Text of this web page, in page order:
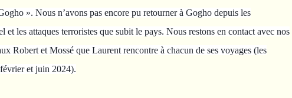
». Nous n’avons pas encore pu retourner à Gogho depuis les
et les attaques terroristes que subit le pays. Nous restons en contact avec nos
Robert et Mossé que Laurent rencontre à chacun de ses voyages (les
et juin 2024).